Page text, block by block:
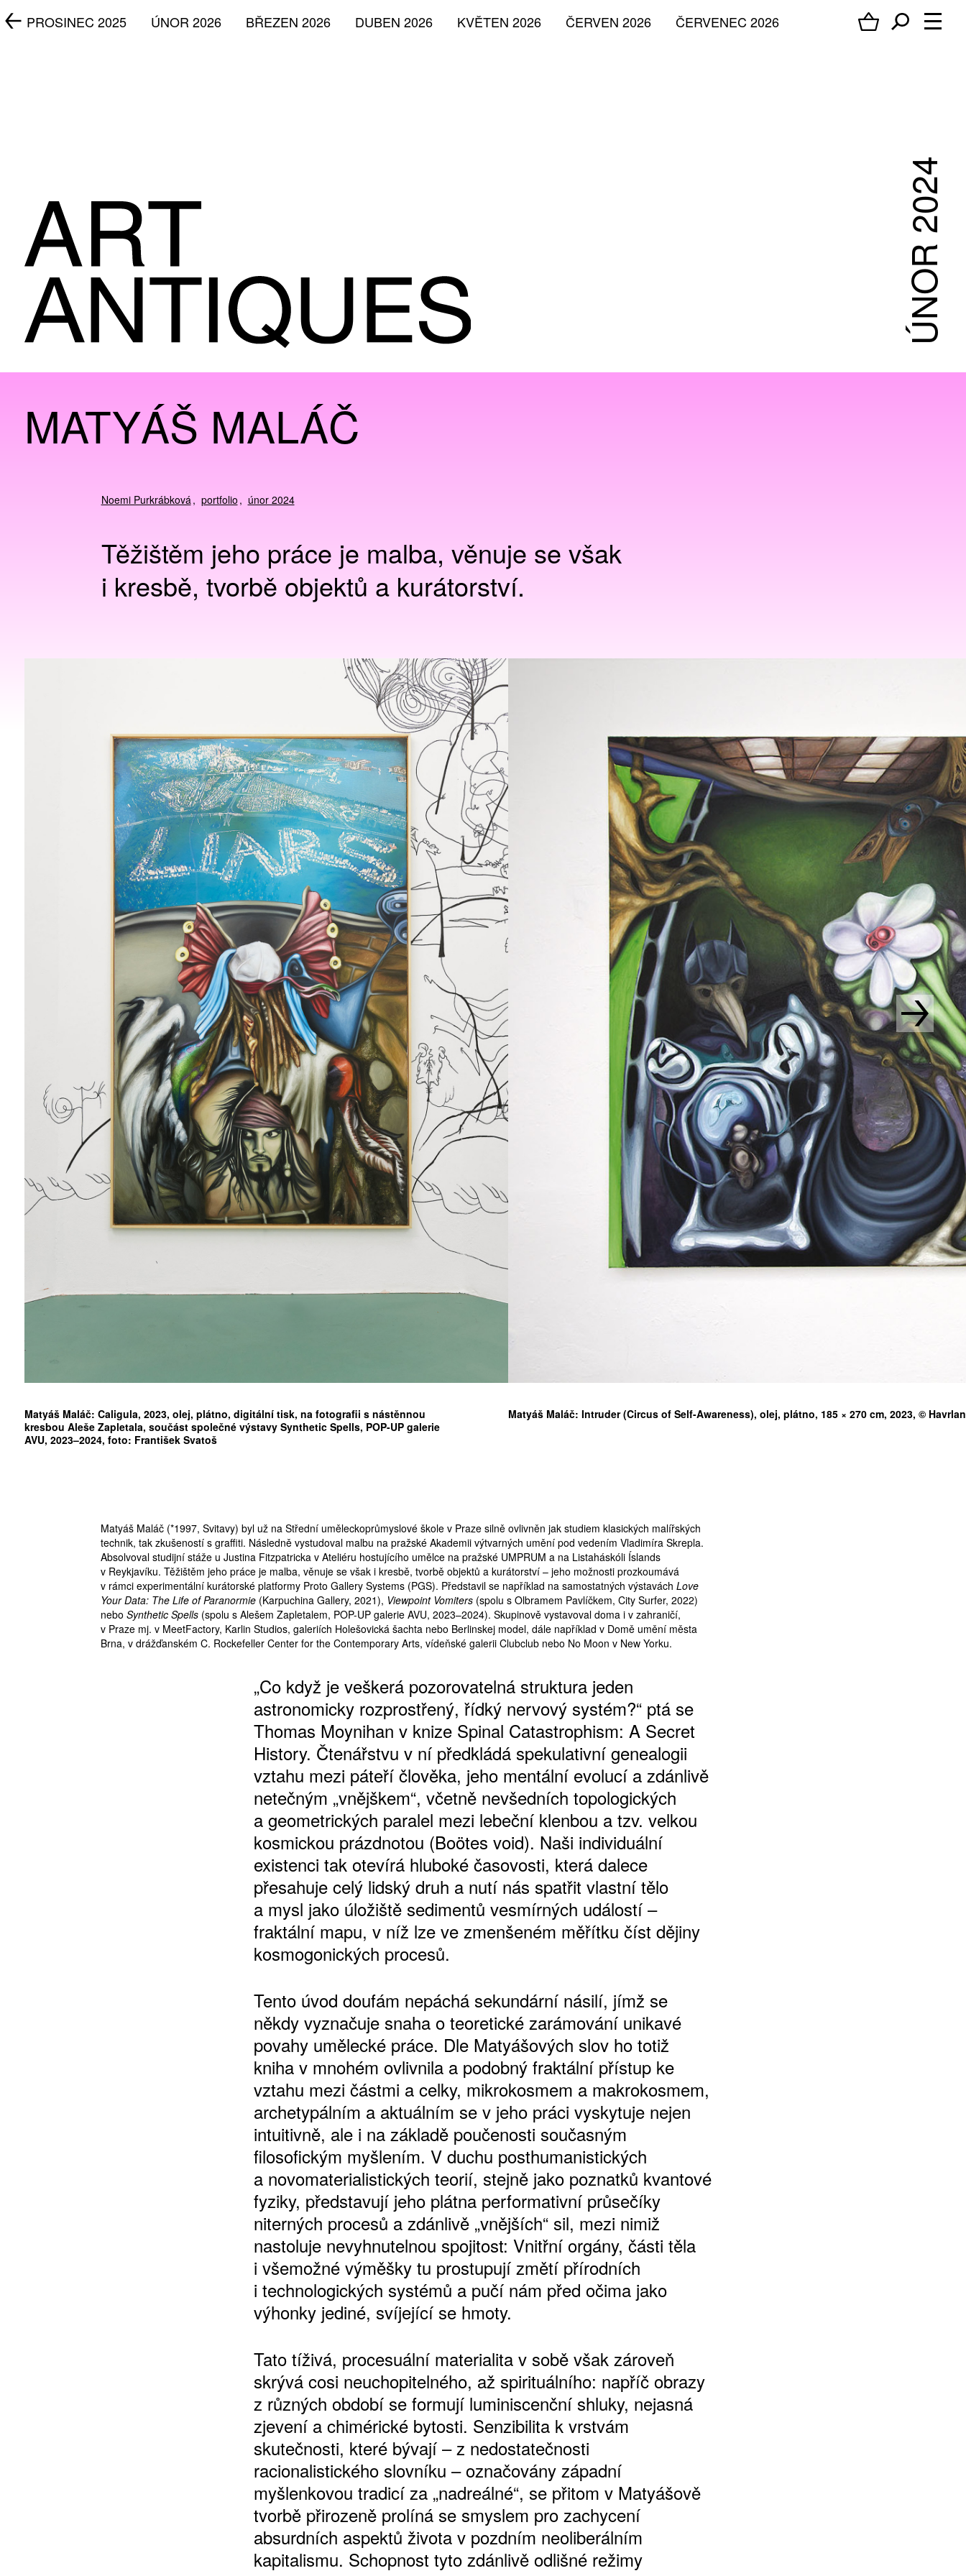
ČERVENEC 2026
ČERVEN 2026
KVĚTEN 2026
DUBEN 2026
BŘEZEN 2026
ÚNOR 2026
PROSINEC 2025
ÚNOR 2024
MATYÁŠ MALÁČ
Noemi Purkrábková portfolio únor 2024
Těžištěm jeho práce je malba, věnuje se však
i kresbě, tvorbě objektů a kurátorství.
Matyáš Maláč: Caligula, 2023, olej, plátno, digitální tisk, na fotografii s nástěnnou
kresbou Aleše Zapletala, součást společné výstavy Synthetic Spells, POP-UP galerie
AVU, 2023–2024, foto: František Svatoš
Matyáš Maláč: Intruder (Circus of Self-Awareness), olej, plátno, 185 × 270 cm, 2023, ©
Matyáš Maláč (*1997, Svitavy) byl už na Střední uměleckoprůmyslové škole v Praze silně ovlivněn jak studiem klasických malířských
technik, tak zkušeností s graffiti. Následně vystudoval malbu na pražské Akademii výtvarných umění pod vedením Vladimíra Skrepla.
Absolvoval studijní stáže u Justina Fitzpatricka v Ateliéru hostujícího umělce na pražské UMPRUM a na Listaháskóli Íslands
v Reykjavíku. Těžištěm jeho práce je malba, věnuje se však i kresbě, tvorbě objektů a kurátorství – jeho možnosti prozkoumává
v rámci experimentální kurátorské platformy Proto Gallery Systems (PGS). Představil se například na samostatných výstavách Love
Your Data: The Life of Paranormie(Karpuchina Gallery, 2021), Viewpoint Vomiters(spolu s Olbramem Pavlíčkem, City Surfer, 2022)
nebo Synthetic Spells(spolu s Alešem Zapletalem, POP-UP galerie AVU, ­2023–­2024). Skupinově vystavoval doma i v zahraničí,
v Praze mj. v MeetFactory, Karlin Studios, galeriích Holešovická šachta nebo Berlinskej model, dále například v Domě umění města
Brna, v drážďanském C. Rockefeller Center for the Contemporary Arts, vídeňské galerii Clubclub nebo No Moon v New Yorku.
„Co když je veškerá pozorovatelná struktura jeden
astronomicky rozprostřený, řídký nervový systém?“ ptá se
Thomas Moynihan v knize Spinal Catastrophism: A Secret
History. Čtenářstvu v ní předkládá spekulativní genealogii
vztahu mezi páteří člověka, jeho mentální evolucí a zdánlivě
netečným „vnějškem“, včetně nevšedních topologických
a geometrických paralel mezi lebeční klenbou a tzv. velkou
kosmickou prázdnotou (Boötes void). Naši individuální
existenci tak otevírá hluboké časovosti, která dalece
přesahuje celý lidský druh a nutí nás spatřit vlastní tělo
a mysl jako úložiště sedimentů vesmírných událostí –
fraktální mapu, v níž lze ve zmenšeném měřítku číst dějiny
kosmogonických procesů.
Tento úvod doufám nepáchá sekundární násilí, jímž se
někdy vyznačuje snaha o teoretické zarámování unikavé
povahy umělecké práce. Dle Matyášových slov ho totiž
kniha v mnohém ovlivnila a podobný fraktální přístup ke
vztahu mezi částmi a celky, mikrokosmem a makrokosmem,
archetypálním a aktuálním se v jeho práci vyskytuje nejen
intuitivně, ale i na základě poučenosti současným
filosofickým myšlením. V duchu posthumanistických
a novomaterialistických teorií, stejně jako poznatků kvantové
fyziky, představují jeho plátna performativní průsečíky
niterných procesů a zdánlivě „vnějších“ sil, mezi nimiž
nastoluje nevyhnutelnou spojitost: Vnitřní orgány, části těla
i všemožné výměšky tu prostupují změtí přírodních
i technologických systémů a pučí nám před očima jako
výhonky jediné, svíjející se hmoty.
Tato tíživá, procesuální materialita v sobě však zároveň
skrývá cosi neuchopitelného, až spirituálního: napříč obrazy
z různých období se formují luminiscenční shluky, nejasná
zjevení a chimérické bytosti. Senzibilita k vrstvám
skutečnosti, které bývají – z nedostatečnosti
racionalistického slovníku – označovány západní
myšlenkovou tradicí za „nadreálné“, se přitom v Matyášově
tvorbě přirozeně prolíná se smyslem pro zachycení
absurdních aspektů života v pozdním neoliberálním
kapitalismu. Schopnost tyto zdánlivě odlišné režimy
ZÍSKEJTE
ZA 1100 KČ
10 TIŠTĚNÝCH ČÍSEL
365 DNÍ ONLINE VERZE
ČLENSKÁ KARTA ARTCARD
KOUPIT PŘEDPLATNÉ